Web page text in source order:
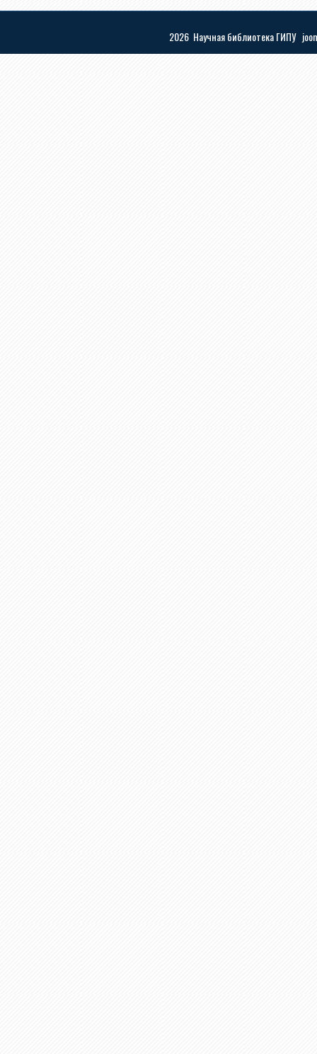
2026 Научная библиотека ГИПУ